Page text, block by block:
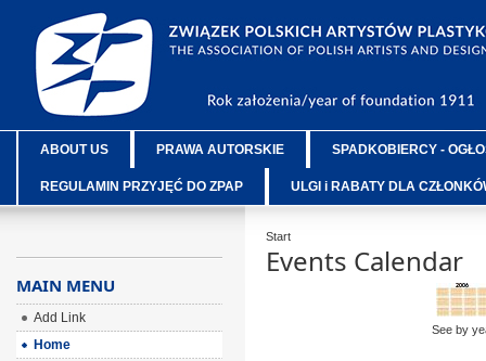
ABOUT US PRAWA AUTORSKIE SPADKOBIERCY -
REGULAMIN PRZYJĘĆ DO ZPAP ULGI i RABATY DLA
Start
Events Calendar
See by
MAIN MENU
Add Link
Home